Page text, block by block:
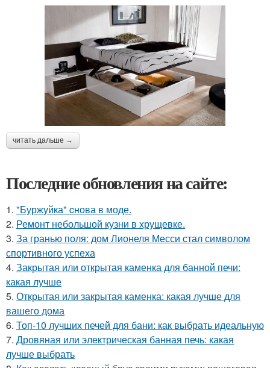
читать дальше →
Последние обновления на сайте:
1. "Буржуйка" cнова в моде.
2. Ремонт небольшой кузни в хрущевке.
3. За гранью поля: дом Лионеля Месси стал символом
спортивного успеха
4. Закрытая или открытая каменка для банной печи:
какая лучше
5. Открытая или закрытая каменка: какая лучше для
вашего дома
6. Топ-10 лучших печей для бани: как выбрать идеальную
7. Дровяная или электрическая банная печь: какая
лучше выбрать